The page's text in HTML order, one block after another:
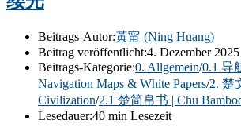
Beitrags-Autor:黃甯 (Ning Huang)
Beitrag veröffentlicht:4. Dezember 2025
Beitrags-Kategorie:0. Allgemein/0.1 导
Navigation Maps & White Papers/2. 楚
Civilization/2.1 楚简帛书 | Chu
Lesedauer:40 min Lesezeit